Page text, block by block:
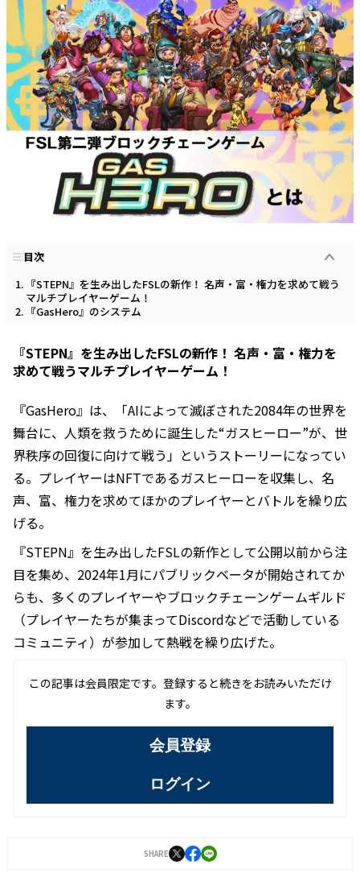
目次
『STEPN』を生み出したFSLの新作！ 名声・富・権力を求めて戦う
マルチプレイヤーゲーム！
『GasHero』のシステム
『STEPN』を生み出したFSLの新作！ 名声・富・権力を
求めて戦うマルチプレイヤーゲーム！
『GasHero』は、「AIによって滅ぼされた2084年の世界を
舞台に、人類を救うために誕生した“ガスヒーロー”が、世
界秩序の回復に向けて戦う」というストーリーになってい
る。プレイヤーはNFTであるガスヒーローを収集し、名
声、富、権力を求めてほかのプレイヤーとバトルを繰り広
げる。
『STEPN』を生み出したFSLの新作として公開以前から注
目を集め、2024年1月にパブリックベータが開始されてか
らも、多くのプレイヤーやブロックチェーンゲームギルド
（プレイヤーたちが集まってDiscordなどで活動している
コミュニティ）が参加して熱戦を繰り広げた。
この記事は会員限定です。登録すると続きをお読みいただけ
ます。
会員登録
ログイン
SHARE